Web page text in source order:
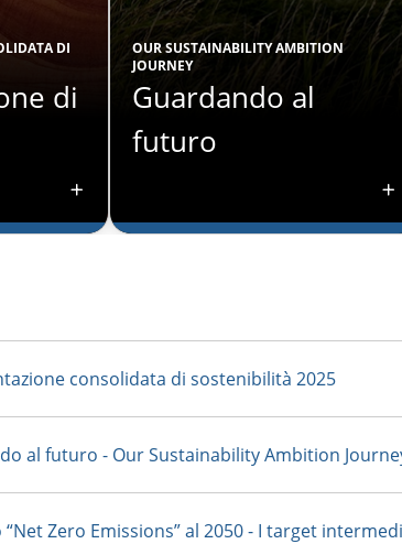
DI
di
OUR SUSTAINABILITY AMBITION
JOURNEY
Guardando al
futuro
futuro
la transizione verso
consolidata di sostenibilità 2025
al futuro - Our Sustainability Ambition
Zero Emissions” al 2050 - I target